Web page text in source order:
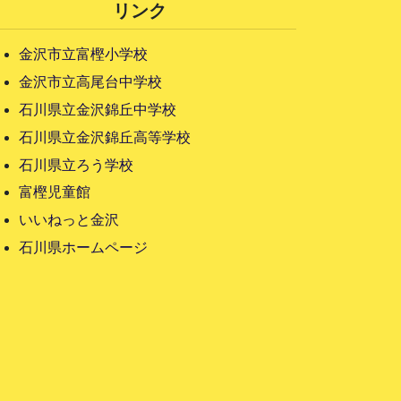
リンク
金沢市立富樫小学校
金沢市立高尾台中学校
石川県立金沢錦丘中学校
石川県立金沢錦丘高等学校
石川県立ろう学校
富樫児童館
いいねっと金沢
石川県ホームページ